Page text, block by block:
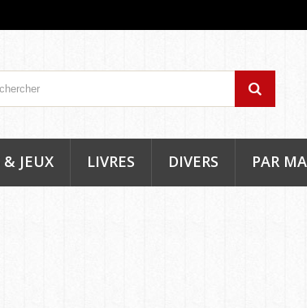
& JEUX LIVRES DIVERS PAR